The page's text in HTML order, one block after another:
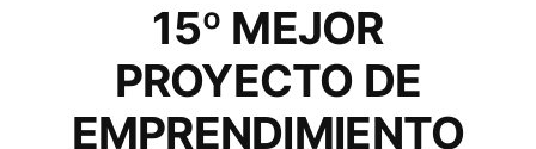
15º MEJOR
PROYECTO DE
EMPRENDIMIENTO